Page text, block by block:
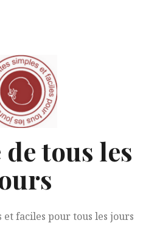
tous les
et faciles pour tous les jours